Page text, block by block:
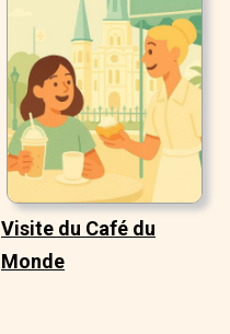
Visite du Café du
Monde